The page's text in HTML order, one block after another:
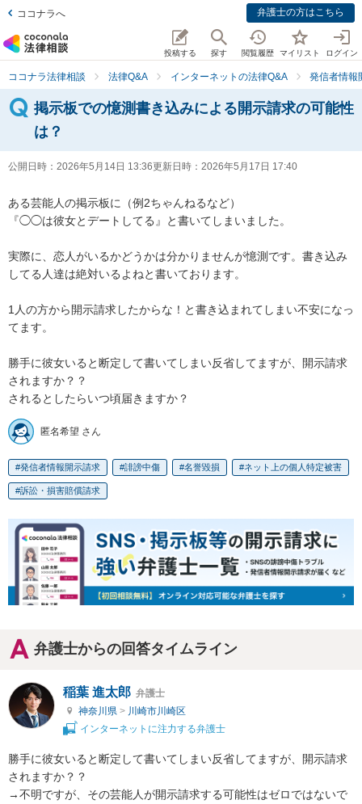
ココナラへ 弁護士の方はこちら
投稿する 探す 閲覧履歴 マイリスト ログイン
ココナラ法律相談 法律Q&A インターネットの法律Q&A 発信者情報
掲示板での憶測書き込みによる開示請求の可能性
は？
公開日時： 2026年5月14日 13:36更新日時： 2026年5月17日 17:40
ある芸能人の掲示板に（例2ちゃんねるなど）
『◯◯は彼女とデートしてる』と書いてしまいました。
実際に、恋人がいるかどうかは分かりませんが憶測です。書き込み
してる人達は絶対いるよねと書いております。
1人の方から開示請求したからな！と書き込まれてしまい不安になっ
てます。
勝手に彼女いると断定して書いてしまい反省してますが、開示請求
されますか？？
されるとしたらいつ頃届きますか？
匿名希望 さん
発信者情報開示請求 誹謗中傷 名誉毀損 ネット上の個人特定被害
訴訟・損害賠償請求
弁護士からの回答タイムライン
稲葉 進太郎 弁護士
神奈川県 > 川崎市川崎区
インターネットに注力する弁護士
勝手に彼女いると断定して書いてしまい反省してますが、開示請求
されますか？？
→不明ですが、その芸能人が開示請求する可能性はゼロではないで